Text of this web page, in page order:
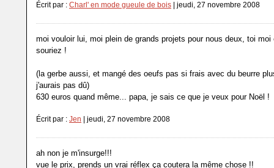
Écrit par : Charl' en mode gueule de bois | jeudi, 27 novembre 2008
moi vouloir lui, moi plein de grands projets pour nous deux, toi
souriez !
(la gerbe aussi, et mangé des oeufs pas si frais avec du beurre
j'aurais pas dû)
630 euros quand même... papa, je sais ce que je veux pour Noël !
Écrit par : Jen | jeudi, 27 novembre 2008
ah non je m'insurge!!!
vue le prix, prends un vrai réflex ça coutera la même chose !!